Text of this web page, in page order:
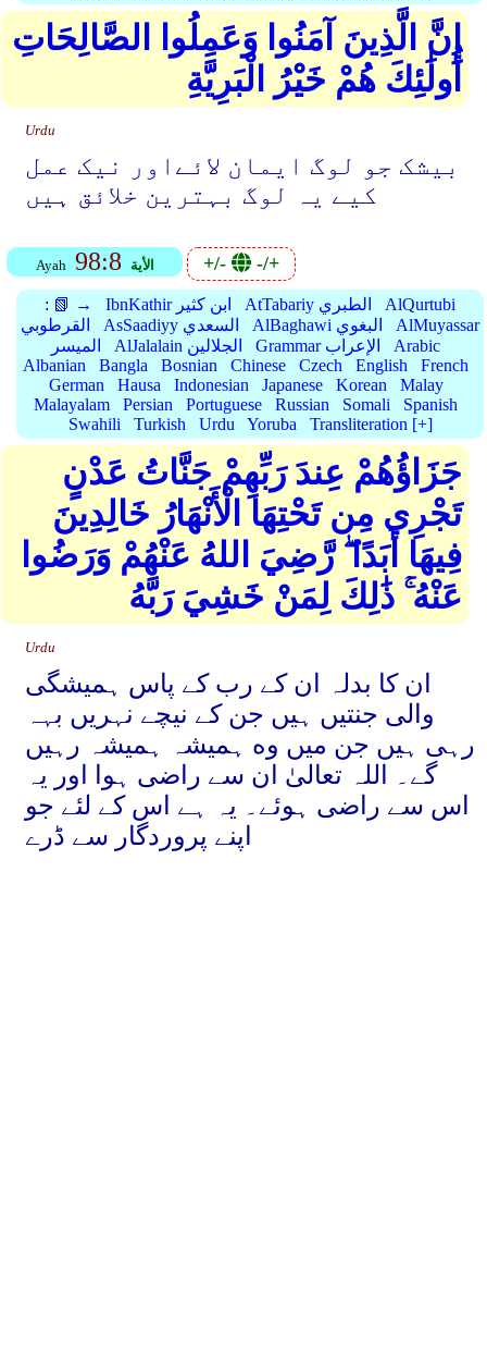
إِنَّ الَّذِينَ آمَنُوا وَعَمِلُوا الصَّالِحَاتِ
أُولَٰئِكَ هُمْ خَيْرُ الْبَرِيَّةِ
Urdu
بیشک جو لوگ ایمان ﻻئےاور نیک عمل
کیے یہ لوگ بہترین خلائق ہیں
Ayah 98:8 الأية +/- -/+
: 📗 → IbnKathir ابن كثير AtTabariy الطبري
AlQurtubi
القرطوبي
AsSaadiyy السعدي AlBaghawi البغوي
AlMuyassar
الميسر
AlJalalain الجلالين Grammar الإعراب
Arabic
Albanian
Bangla Bosnian Chinese Czech English
French
German
Hausa Indonesian Japanese Korean
Malay
Malayalam
Persian Portuguese Russian Somali
Spanish
Swahili
Turkish Urdu Yoruba Transliteration [+]
جَزَاؤُهُمْ عِندَ رَبِّهِمْ جَنَّاتُ عَدْنٍ
تَجْرِي مِن تَحْتِهَا الْأَنْهَارُ خَالِدِينَ
فِيهَا أَبَدًا ۖ رَّضِيَ اللهُ عَنْهُمْ وَرَضُوا
عَنْهُ ۚ ذَٰلِكَ لِمَنْ خَشِيَ رَبَّهُ
Urdu
ان کا بدلہ ان کے رب کے پاس ہمیشگی
والی جنتیں ہیں جن کے نیچے نہریں بہہ
رہی ہیں جن میں وه ہمیشہ ہمیشہ رہیں
گے۔ اللہ تعالیٰ ان سے راضی ہوا اور یہ
اس سے راضی ہوئے۔ یہ ہے اس کے لئے جو
اپنے پروردگار سے ڈرے